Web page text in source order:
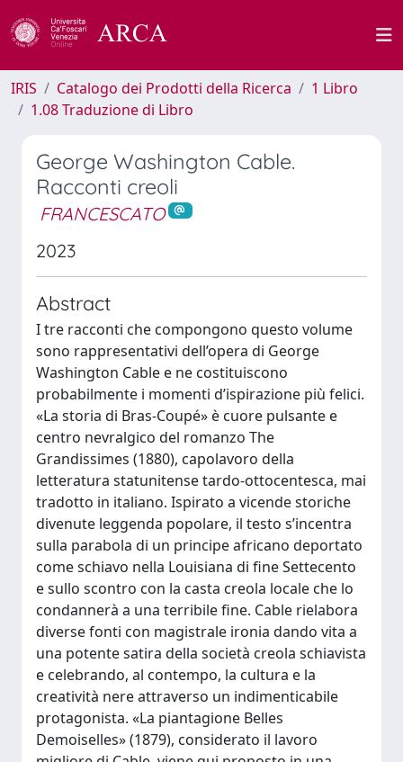
IRIS Catalogo dei Prodotti della Ricerca
1 Libro
1.08 Traduzione di Libro
George Washington Cable.
Racconti creoli
FRANCESCATO
2023
Abstract
I tre racconti che compongono questo volume
sono rappresentativi dell’opera di George
Washington Cable e ne costituiscono
probabilmente i momenti d’ispirazione più felici.
«La storia di Bras-Coupé» è cuore pulsante e
centro nevralgico del romanzo The
Grandissimes (1880), capolavoro della
letteratura statunitense tardo-ottocentesca, mai
tradotto in italiano. Ispirato a vicende storiche
divenute leggenda popolare, il testo s’incentra
sulla parabola di un principe africano deportato
come schiavo nella Louisiana di fine Settecento
e sullo scontro con la casta creola locale che lo
condannerà a una terribile fine. Cable rielabora
diverse fonti con magistrale ironia dando vita a
una potente satira della società creola schiavista
e celebrando, al contempo, la cultura e la
creatività nere attraverso un indimenticabile
protagonista. «La piantagione Belles
Demoiselles» (1879), considerato il lavoro